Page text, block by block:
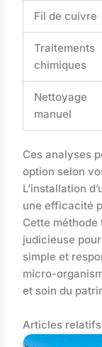
Fil de cuivre
Traitements
chimiques
Nettoyage
manuel
Ces analyses
option selon
L’installation
une efficacité
Cette
judicieuse
simple et
micro-
et soin du
Articles